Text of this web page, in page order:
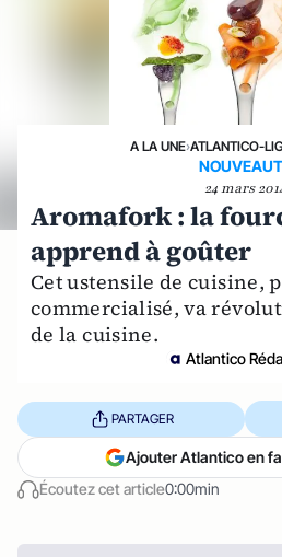
A LA UNE›ATLANTICO-
24 mars
Aromafork : la
apprend à goûter
Cet ustensile de cuisine,
commercialisé, va
de la cuisine.
Atlantico
Écoutez cet article0:00min
PARTAGER
Ajouter Atlantico en